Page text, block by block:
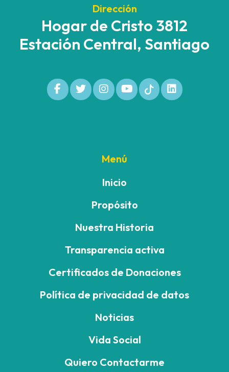
Dirección
Hogar de Cristo 3812
Estación Central, Santiago
Menú
Inicio
Propósito
Nuestra Historia
Transparencia activa
Certificados de Donaciones
Política de privacidad de datos
Noticias
Vida Social
Quiero Contactarme